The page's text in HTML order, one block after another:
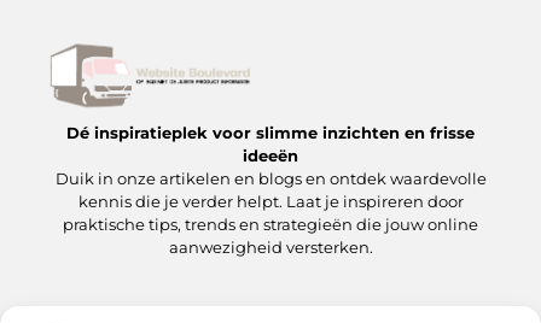
Dé inspiratieplek voor slimme inzichten en frisse
ideeën
Duik in onze artikelen en blogs en ontdek waardevolle
kennis die je verder helpt. Laat je inspireren door
praktische tips, trends en strategieën die jouw online
aanwezigheid versterken.